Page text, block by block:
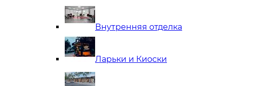
Внутренняя отделка
Ларьки и Киоски